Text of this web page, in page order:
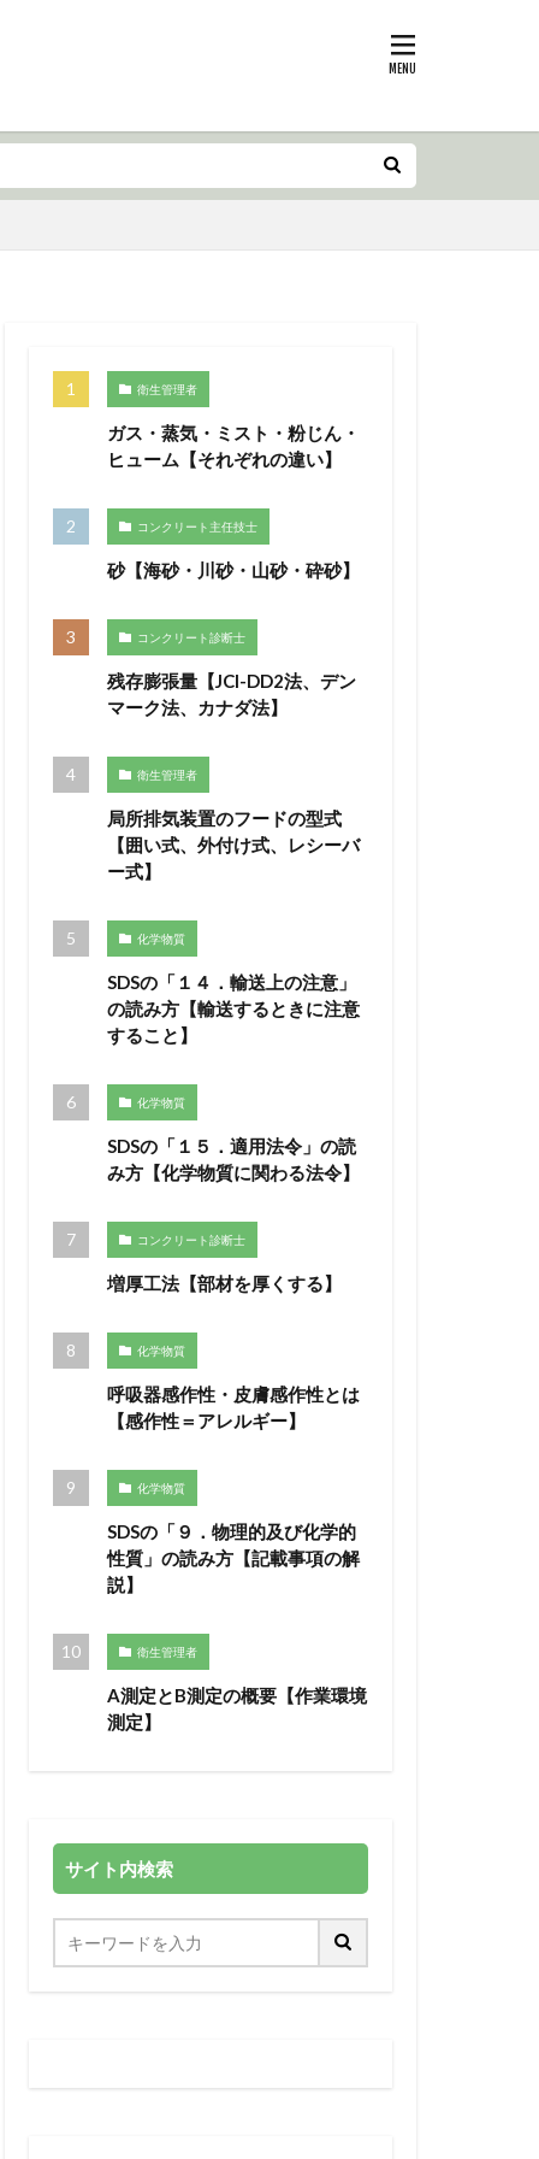
衛生管理者
ガス・蒸気・ミスト・粉じん・
ヒューム【それぞれの違い】
コンクリート主任技士
砂【海砂・川砂・山砂・砕砂】
コンクリート診断士
残存膨張量【JCI-DD2法、デン
マーク法、カナダ法】
衛生管理者
局所排気装置のフードの型式
【囲い式、外付け式、レシーバ
ー式】
化学物質
SDSの「１４．輸送上の注意」
の読み方【輸送するときに注意
すること】
化学物質
SDSの「１５．適用法令」の読
み方【化学物質に関わる法令】
コンクリート診断士
増厚工法【部材を厚くする】
化学物質
呼吸器感作性・皮膚感作性とは
【感作性＝アレルギー】
化学物質
SDSの「９．物理的及び化学的
性質」の読み方【記載事項の解
説】
衛生管理者
A測定とB測定の概要【作業環境
測定】
サイト内検索